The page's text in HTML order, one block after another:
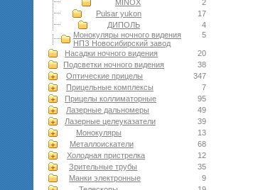
2
MINOX
17
Pulsar yukon
4
ДИПОЛЬ
5
Монокуляры ночного видения
НПЗ Новосибирский завод
20
Насадки ночного видения
38
Подсветки ночного видения
347
Оптические прицелы
7
Прицельные комплексы
95
Прицелы коллиматорные
49
Лазерные дальномеры
39
Лазерные целеуказатели
13
Монокуляры
68
Металлоискатели
12
Холодная пристрелка
35
Зрительные трубы
9
Манки электронные